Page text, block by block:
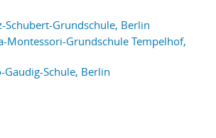
Schubert-Grundschule, Berlin
Montessori-Grundschule Tempelhof,
Gaudig-Schule, Berlin